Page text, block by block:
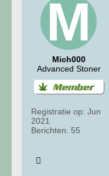
Mich000
Advanced Stoner
Registratie op: Jun
2021
Berichten: 55